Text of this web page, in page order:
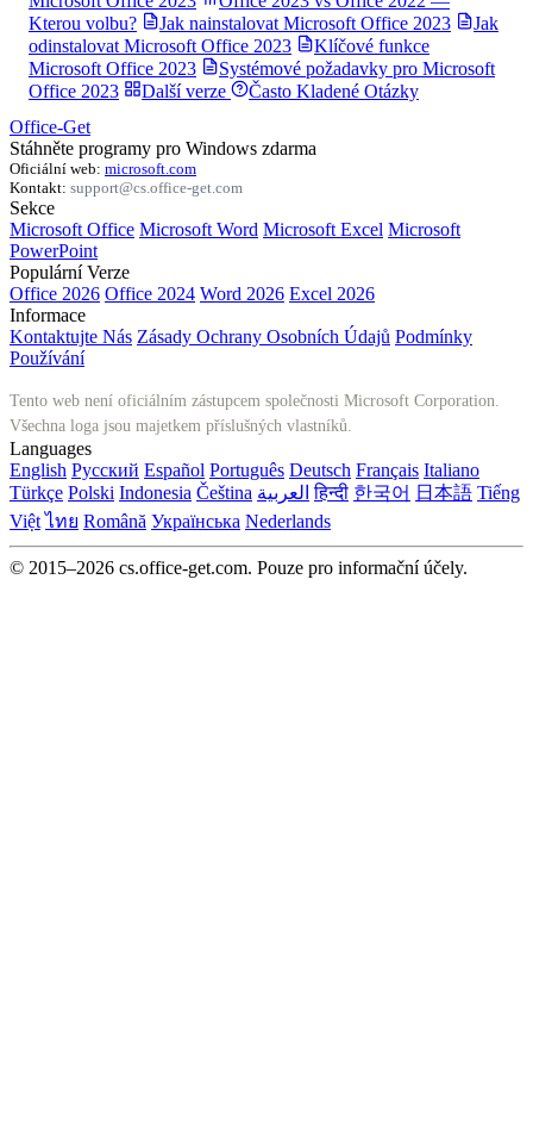
Kterou volbu?
Jak nainstalovat Microsoft Office 2023
Jak
odinstalovat Microsoft Office 2023
Klíčové funkce
Microsoft Office 2023
Systémové požadavky pro Microsoft
Office 2023
Další verze
Často Kladené Otázky
Office-Get
Stáhněte programy pro Windows zdarma
Oficiální web: microsoft.com
Kontakt: support@cs.office-get.com
Sekce
Microsoft Office Microsoft Word Microsoft Excel Microsoft
PowerPoint
Populární Verze
Office 2026 Office 2024 Word 2026 Excel 2026
Informace
Kontaktujte Nás Zásady Ochrany Osobních Údajů Podmínky
Používání
Tento web není oficiálním zástupcem společnosti Microsoft Corporation.
Všechna loga jsou majetkem příslušných vlastníků.
Languages
English Русский Español Português Deutsch Français Italiano
Türkçe Polski Indonesia Čeština العربية हिन्दी 한국어 日本語 Tiếng
Việt ไทย Română Українська Nederlands
© 2015–2026 cs.office-get.com. Pouze pro informační účely.